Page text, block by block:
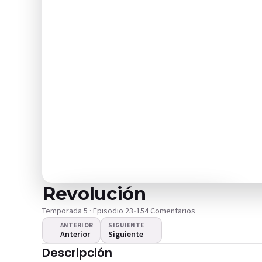
¿El video no se
Revolución
Temporada 5 · Episodio 23•154 Comentarios
ANTERIOR
Anterior
SIGUIENTE
Siguiente
Descripción